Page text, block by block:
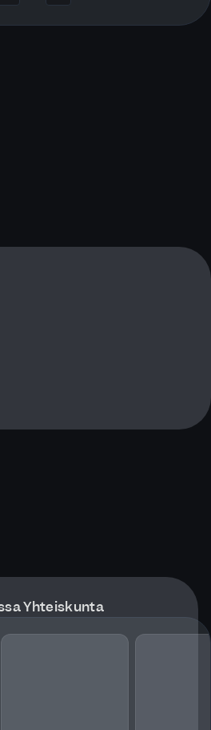
Yhteiskunta